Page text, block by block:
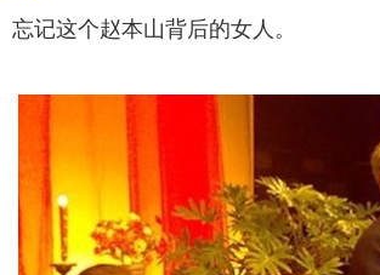
忘记这个赵本山背后的女人。